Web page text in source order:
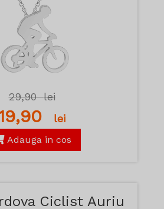
29,90lei
lei
Adauga in cos
Ciclist Auriu